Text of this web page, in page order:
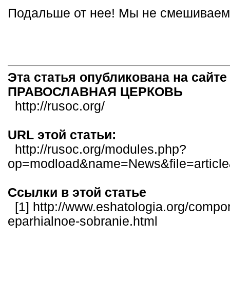
Подальше от нее! Мы не
Эта статья опубликована на
ПРАВОСЛАВНАЯ ЦЕРКОВЬ
http://rusoc.org/
URL этой статьи:
http://rusoc.org/modules.php?
Ссылки в этой статье
[1] http://www.eshatologia.org/
eparhialnoe-sobranie.html